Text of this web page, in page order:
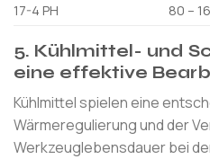
17-4 PH
80 –
5. Kühlmittel- und
eine effektive
Kühlmittel spielen eine
Wärmeregulierung und der
Werkzeuglebensdauer bei